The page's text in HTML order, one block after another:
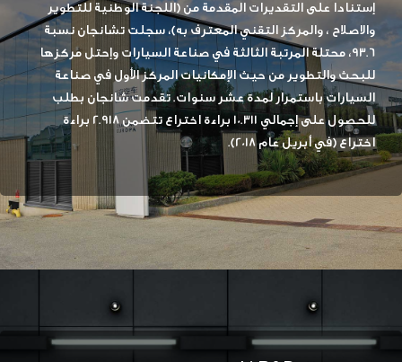
إستنادا على التقديرات المقدمة من (اللجنة الوطنية للتطوير
والاصلاح ، والمركز التقني المعترف به)، سجلت تشانجان نسبة
93.6، محتلة المرتبة الثالثة في صناعة السيارات وإحتل مركزها
للبحث والتطوير من حيث الإمكانيات المركز الأول في صناعة
السيارات باستمرار لمدة عشر سنوات. تقدمت شانجان بطلب
للحصول على إجمالي 10.311 براءة اختراع تتضمن 2.918 براءة
اختراع (في أبريل عام 2018).